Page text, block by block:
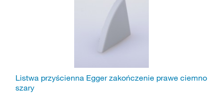
Listwa przyścienna Egger zakończenie prawe ciemno
szary